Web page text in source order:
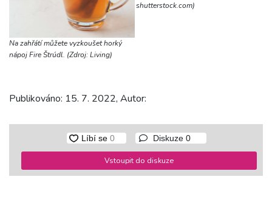
Na zahřátí můžete vyzkoušet horký
nápoj Fire Štrúdl. (Zdroj: Living)
shutterstock.com)
Publikováno: 15. 7. 2022, Autor:
Diskuze 0
Vstoupit do diskuze